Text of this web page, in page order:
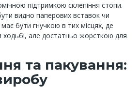
підтримкою склепіння стопи.
видно паперових вставок чи
бути гнучкою в тих місцях, де
ходьбі, але достатньо жорсткою для
та пакування: